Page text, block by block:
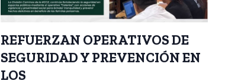
REFUERZAN OPERATIVOS DE
SEGURIDAD Y PREVENCIÓN EN
LOS